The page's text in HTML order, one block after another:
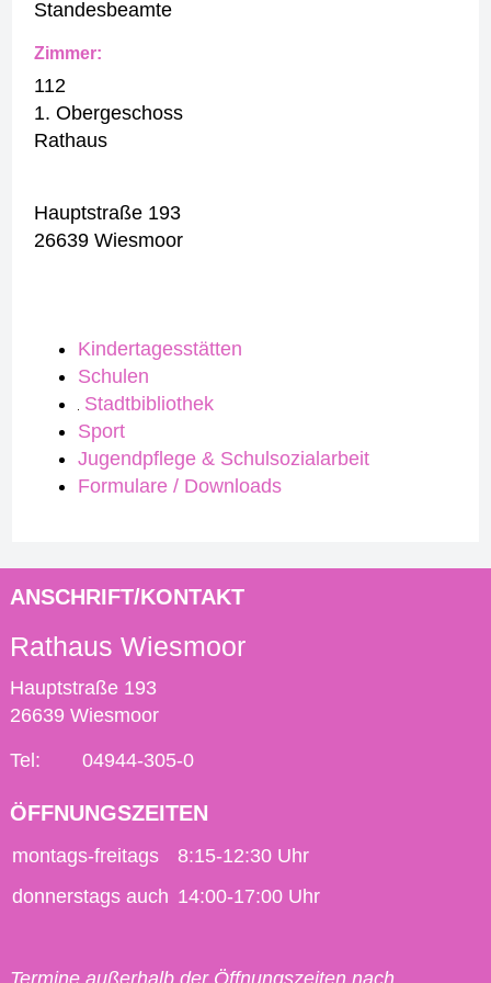
Kindertagesstätten
Schulen
Stadtbibliothek
Sport
Jugendpflege & Schulsozialarbeit
Formulare / Downloads
Standesbeamte
Zimmer:
112
1. Obergeschoss
Rathaus
Hauptstraße 193
26639 Wiesmoor
ANSCHRIFT/KONTAKT
Rathaus Wiesmoor
Hauptstraße 193
26639 Wiesmoor
Tel: 04944-305-0
ÖFFNUNGSZEITEN
montags-freitags
8:15-12:30 Uhr
donnerstags auch 14:00-17:00 Uhr
Termine außerhalb der Öffnungszeiten nach